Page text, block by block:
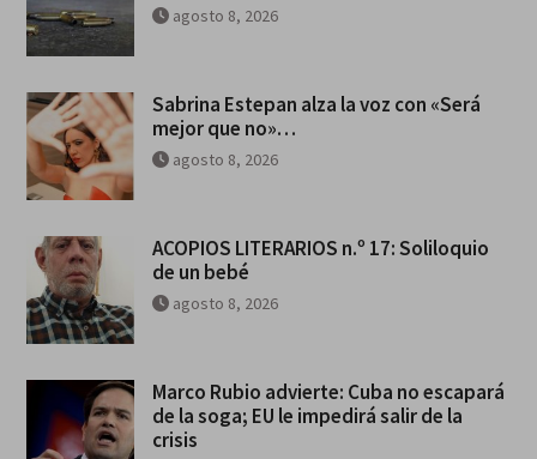
agosto 8, 2026
Sabrina Estepan alza la voz con «Será
mejor que no»…
agosto 8, 2026
ACOPIOS LITERARIOS n.º 17: Soliloquio
de un bebé
agosto 8, 2026
Marco Rubio advierte: Cuba no escapará
de la soga; EU le impedirá salir de la
crisis